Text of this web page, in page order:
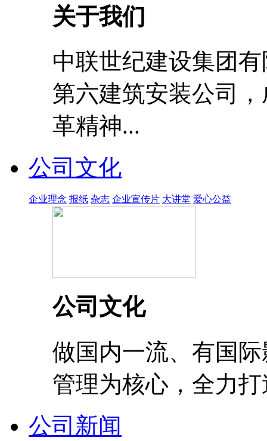
关于我们
中联世纪建设集团
第六建筑安装公司
革精神...
公司文化
企业理念 报纸 杂志 企业宣传片 大讲堂 爱心公益
公司文化
做国内一流、有国
管理为核心，全力
公司新闻